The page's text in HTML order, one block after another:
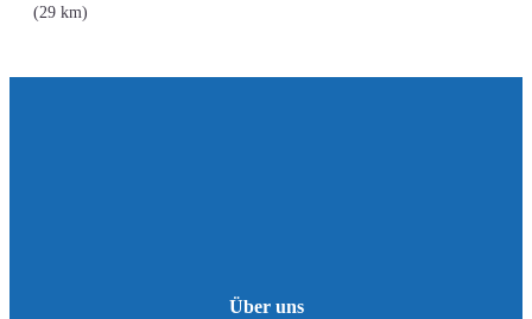
(29 km)
Über uns